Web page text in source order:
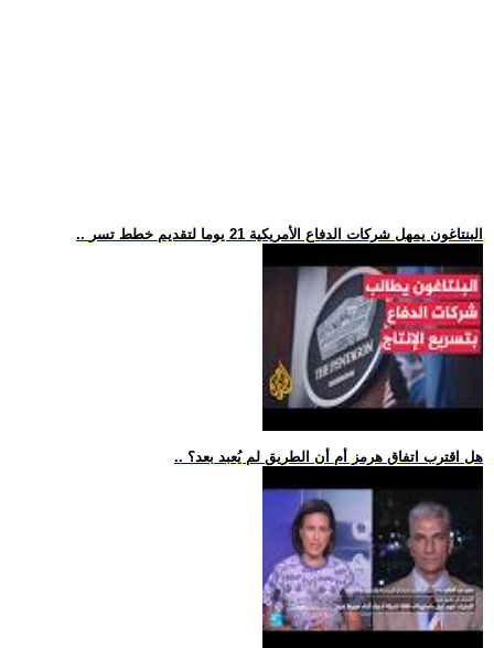
.. البنتاغون يمهل شركات الدفاع الأمريكية 21 يوما لتقديم خطط تسر
.. هل اقترب اتفاق هرمز أم أن الطريق لم يُعبد بعد؟